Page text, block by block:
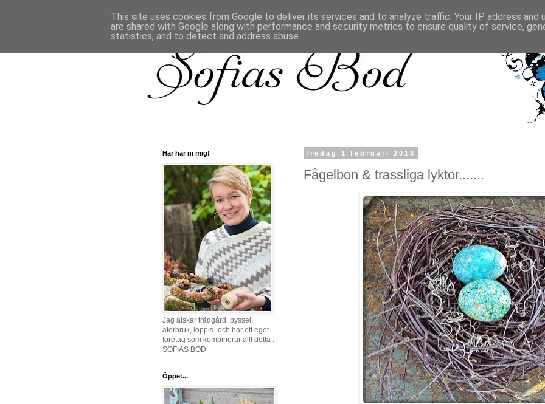
fredag 1 februari 2013
Fågelbon & trassliga lyktor.......
Här har ni mig!
Jag älskar trädgård, pyssel,
återbruk, loppis- och har ett eget
företag som kombinerar allt detta :
SOFIAS BOD
Öppet...
This site uses cookies from Google to deliver its services and to analyze traffic. Your IP address and
are shared with Google along with performance and security metrics to ensure quality of service,
statistics, and to detect and address abuse.